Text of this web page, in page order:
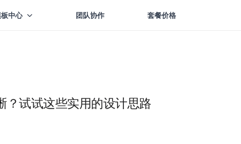
中心 团队协作 套餐价格
？试试这些实用的设计思路